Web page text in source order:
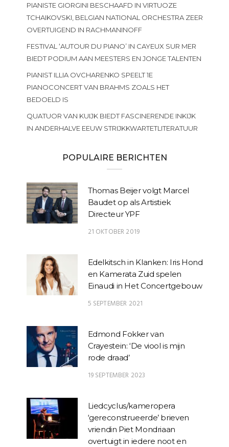
PIANISTE GIORGINI BESCHAAFD IN VIRTUOZE
TCHAIKOVSKI, BELGIAN NATIONAL ORCHESTRA ZEER
OVERTUIGEND IN RACHMANINOFF
FESTIVAL ‘AUTOUR DU PIANO’ IN CAYEUX SUR MER
BIEDT PODIUM AAN MEESTERS EN JONGE TALENTEN
PIANIST ILLIA OVCHARENKO SPEELT 1E
PIANOCONCERT VAN BRAHMS ZOALS HET
BEDOELD IS
QUATUOR VAN KUIJK BIEDT FASCINERENDE INKIJK
IN ANDERHALVE EEUW STRIJKKWARTETLITERATUUR
POPULAIRE BERICHTEN
Thomas Beijer volgt Marcel
Baudet op als Artistiek
Directeur YPF
21 OKTOBER 2019
Edelkitsch in Klanken: Iris Hond
en Kamerata Zuid spelen
Einaudi in Het Concertgebouw
5 SEPTEMBER 2021
Edmond Fokker van
Crayestein: ‘De viool is mijn
rode draad’
19 SEPTEMBER 2023
Liedcyclus/kameropera
‘gereconstrueerde’ brieven
vriendin Piet Mondriaan
overtuigt in iedere noot en